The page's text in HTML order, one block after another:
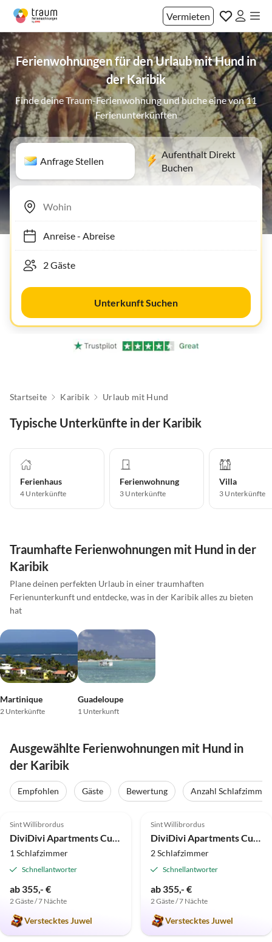
Vermieten
Ferienwohnungen für den Urlaub mit Hund in
der Karibik
Finde deine Traum-Ferienwohnung und buche eine von 11
Ferienunterkünften
Anfrage Stellen
Aufenthalt Direkt
Buchen
Anreise- Abreise
Unterkunft Suchen
Startseite Karibik Urlaub mit Hund
Typische Unterkünfte in der Karibik
Ferienhaus
4 Unterkünfte
Ferienwohnung
3 Unterkünfte
Villa
3 Unterkünfte
Traumhafte Ferienwohnungen mit Hund in der
Karibik
Plane deinen perfekten Urlaub in einer traumhaften
Ferienunterkunft und entdecke, was in der Karibik alles zu bieten
hat
Martinique
2 Unterkünfte
Guadeloupe
1 Unterkunft
Ausgewählte Ferienwohnungen mit Hund in
der Karibik
Empfohlen Gäste Bewertung
Anzahl Schlafzimmer
Sint Willibrordus
1 Schlafzimmer
Schnellantworter
ab 355,- €
2 Gäste / 7 Nächte
Verstecktes Juwel
Sint Willibrordus
2 Schlafzimmer
Schnellantworter
ab 355,- €
2 Gäste / 7 Nächte
Verstecktes Juwel